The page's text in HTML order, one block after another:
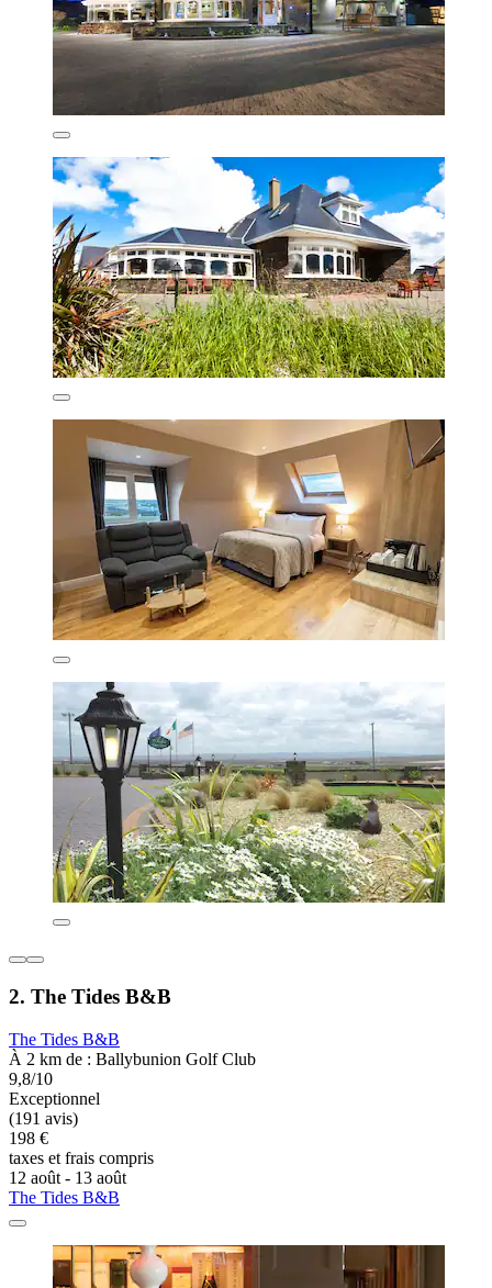
2. The Tides B&B
The Tides B&B
À 2 km de : Ballybunion Golf Club
9,8/10
Exceptionnel
(191 avis)
198 €
taxes et frais compris
12 août - 13 août
The Tides B&B